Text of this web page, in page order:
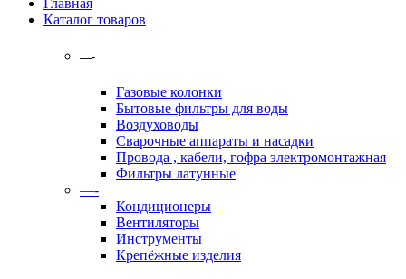
Каталог товаров
—-
Газовые колонки
Бытовые фильтры для воды
Воздуховоды
Сварочные аппараты и насадки
Провода , кабели, гофра электромонтажная
Фильтры латунные
—-
Кондиционеры
Вентиляторы
Инструменты
Крепёжные изделия